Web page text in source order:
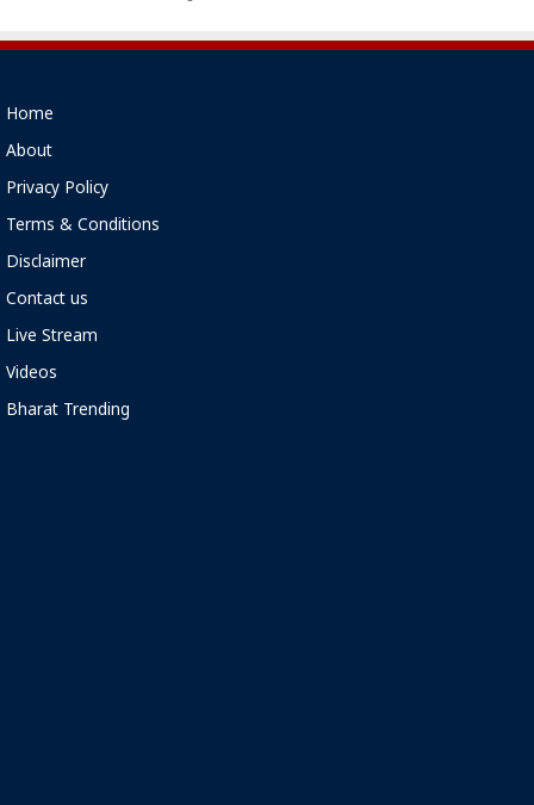
Home
About
Privacy Policy
Terms & Conditions
Disclaimer
Contact us
Live Stream
Videos
Bharat Trending